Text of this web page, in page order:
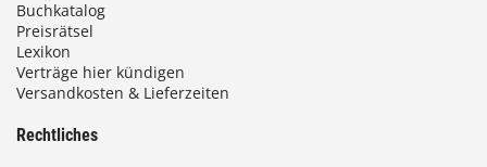
Buchkatalog
Preisrätsel
Lexikon
Verträge hier kündigen
Versandkosten & Lieferzeiten
Rechtliches